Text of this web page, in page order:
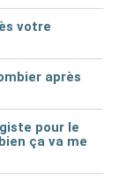
votre
après
pour le
ça va me